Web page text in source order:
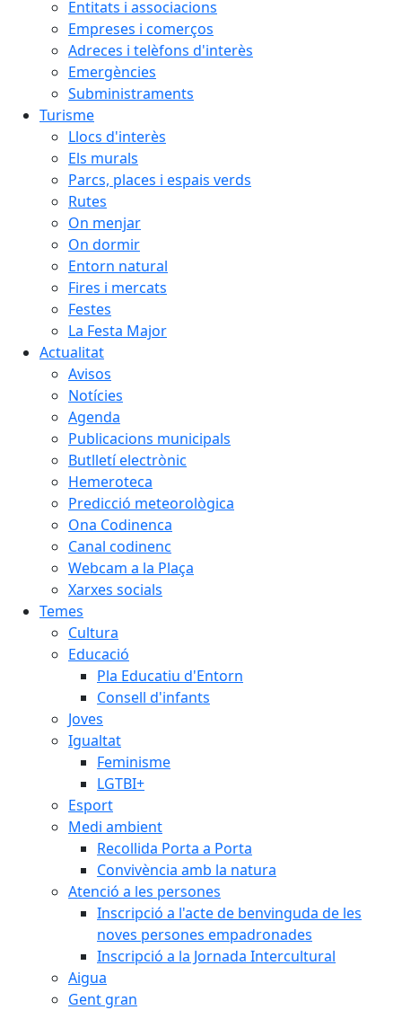
Entitats i associacions
Empreses i comerços
Adreces i telèfons d'interès
Emergències
Subministraments
Turisme
Llocs d'interès
Els murals
Parcs, places i espais verds
Rutes
On menjar
On dormir
Entorn natural
Fires i mercats
Festes
La Festa Major
Actualitat
Avisos
Notícies
Agenda
Publicacions municipals
Butlletí electrònic
Hemeroteca
Predicció meteorològica
Ona Codinenca
Canal codinenc
Webcam a la Plaça
Xarxes socials
Temes
Cultura
Educació
Pla Educatiu d'Entorn
Consell d'infants
Joves
Igualtat
Feminisme
LGTBI+
Esport
Medi ambient
Recollida Porta a Porta
Convivència amb la natura
Atenció a les persones
Inscripció a l'acte de benvinguda de les
noves persones empadronades
Inscripció a la Jornada Intercultural
Aigua
Gent gran